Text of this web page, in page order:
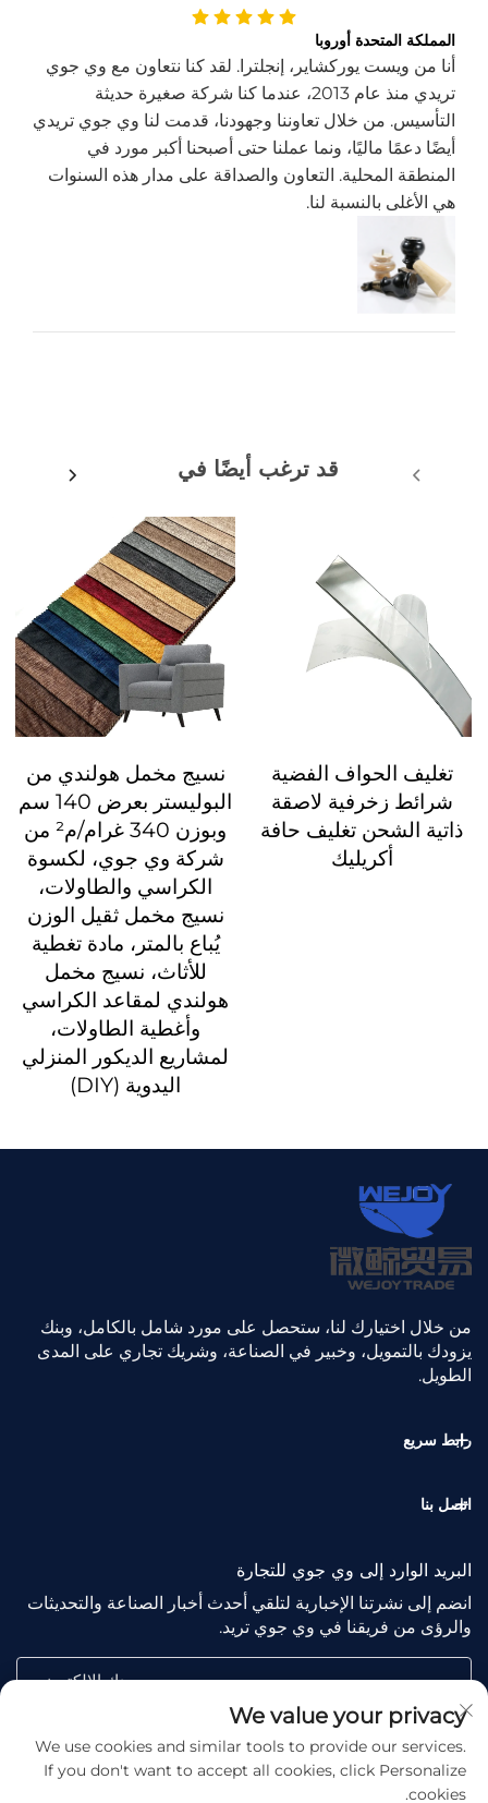
المملكة المتحدة أوروبا
أنا من ويست يوركشاير، إنجلترا. لقد كنا نتعاون مع وي جوي
تريدي منذ عام 2013، عندما كنا شركة صغيرة حديثة
التأسيس. من خلال تعاوننا وجهودنا، قدمت لنا وي جوي تريدي
أيضًا دعمًا ماليًا، ونما عملنا حتى أصبحنا أكبر مورد في
المنطقة المحلية. التعاون والصداقة على مدار هذه السنوات
هي الأغلى بالنسبة لنا.
قد ترغب أيضًا في
تغليف الحواف الفضية
شرائط زخرفية لاصقة
ذاتية الشحن تغليف حافة
أكريليك
نسيج مخمل هولندي من
البوليستر بعرض 140 سم
وبوزن 340 غرام/م² من
شركة وي جوي، لكسوة
الكراسي والطاولات،
نسيج مخمل ثقيل الوزن
يُباع بالمتر، مادة تغطية
للأثاث، نسيج مخمل
هولندي لمقاعد الكراسي
وأغطية الطاولات،
لمشاريع الديكور المنزلي
اليدوية (DIY)
من خلال اختيارك لنا، ستحصل على مورد شامل بالكامل، وبنك
يزودك بالتمويل، وخبير في الصناعة، وشريك تجاري على المدى
الطويل.
رابط سريع
اتصل بنا
البريد الوارد إلى وي جوي للتجارة
انضم إلى نشرتنا الإخبارية لتلقي أحدث أخبار الصناعة والتحديثات
والرؤى من فريقنا في وي جوي تريد.
بريدك الإلكتروني
Subscribe
We value your privacy
We use cookies and similar tools to provide our services.
If you don't want to accept all cookies, click Personalize
cookies.